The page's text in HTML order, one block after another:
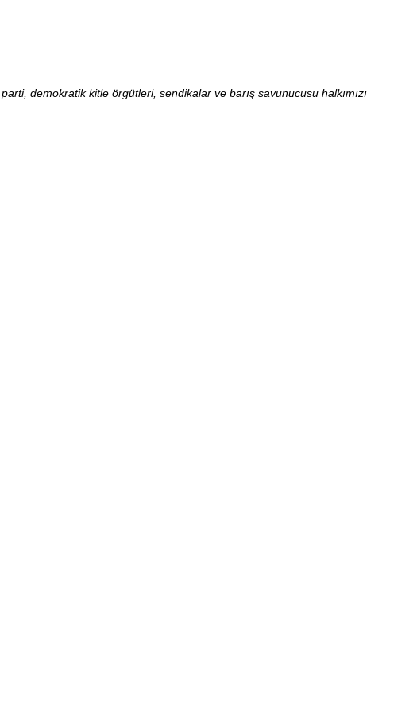
demokratik kitle örgütleri, sendikalar ve barış savunucusu halkımızı